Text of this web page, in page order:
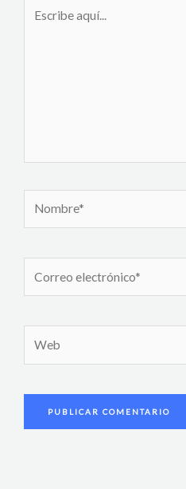
aquí...
electrónico*